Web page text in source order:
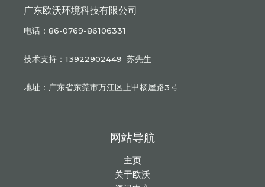
广东欧沃环境科技有限公司
电话：86-0769-86106331
技术支持：13922902449 苏先生
地址：广东省东莞市万江区上甲杨屋路3号
网站导航
主页
关于欧沃